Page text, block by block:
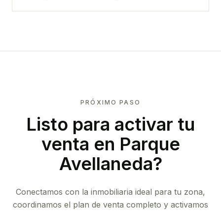
PRÓXIMO PASO
Listo para activar tu
venta en Parque
Avellaneda?
Conectamos con la inmobiliaria ideal para tu zona,
coordinamos el plan de venta completo y activamos